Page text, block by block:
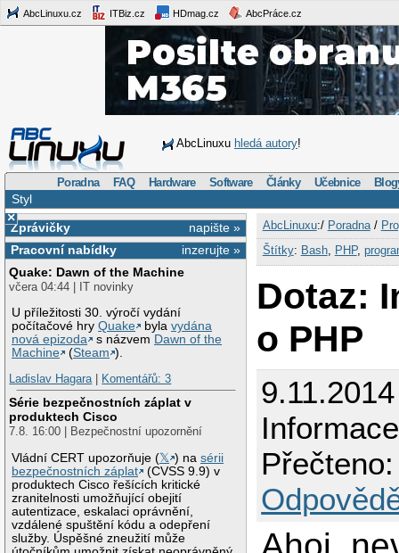
AbcLinuxu.cz ITBiz.cz HDmag.cz AbcPráce.cz
AbcLinuxu hledá autory!
Poradna FAQ Hardware Software Články Učebnice
Styl
×
napište »
Zprávičky
inzerujte »
Pracovní nabídky
Quake: Dawn of the Machine
včera 04:44 | IT novinky
U příležitosti 30. výročí vydání
počítačové hryQuake bylavydána
nová epizoda
s názvem Dawn of the
Machine
(Steam ).
Ladislav Hagara| Komentářů: 3
Série bezpečnostních záplat v
produktech Cisco
7.8. 16:00 | Bezpečnostní upozornění
Vládní CERT upozorňuje (𝕏 ) nasérii
bezpečnostních záplat
(CVSS 9.9) v
produktech Cisco řešících kritické
zranitelnosti umožňující obejití
autentizace, eskalaci oprávnění,
vzdálené spuštění kódu a odepření
služby. Úspěšné zneužití může
AbcLinuxu:/ Poradna/
Štítky: Bash, PHP,
Dotaz:
o PHP